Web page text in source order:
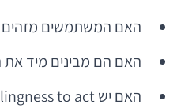
האם המשתמשים מזהים
האם הם מבינים מיד את